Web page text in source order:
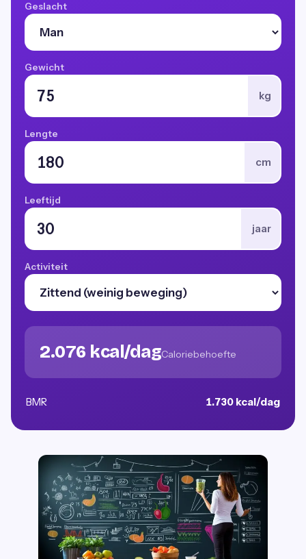
Geslacht
Gewicht
kg
Lengte
cm
Leeftijd
jaar
Activiteit
2.076 kcal/dagCaloriebehoefte
BMR 1.730 kcal/dag